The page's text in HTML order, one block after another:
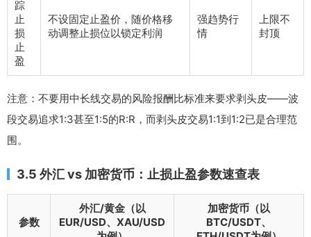
踪
止
损
止
盈
不设固定止盈价，随价格移
动调整止损位以锁定利润
强趋势行
情
上限不
封顶
注意：不要用中长线交易的风险报酬比标准来要求剥头皮——波
段交易追求1:3甚至1:5的R:R，而剥头皮交易1:1到1:2已是合理范
围。
3.5 外汇 vs 加密货币：止损止盈参数速查表
参数
外汇/黄金（以
EUR/USD、XAU/USD
加密货币（以
BTC/USDT、